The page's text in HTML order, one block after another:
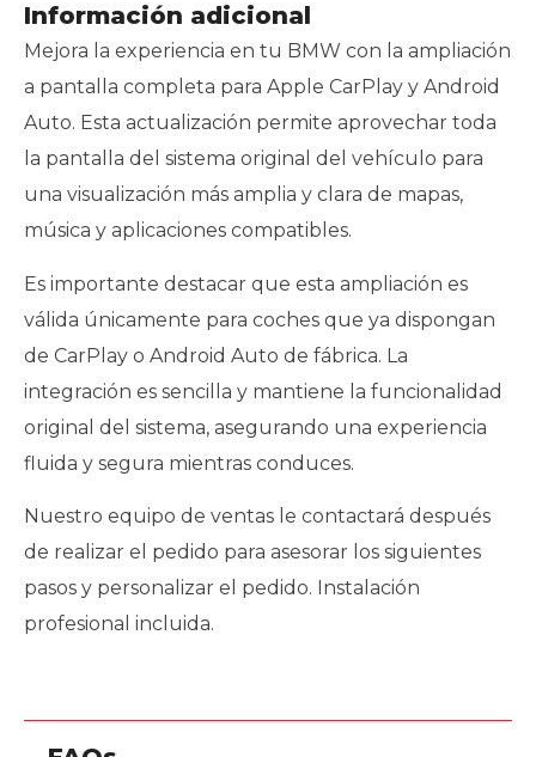
Información adicional
Mejora la experiencia en tu BMW con la ampliación
a pantalla completa para Apple CarPlay y Android
Auto. Esta actualización permite aprovechar toda
la pantalla del sistema original del vehículo para
una visualización más amplia y clara de mapas,
música y aplicaciones compatibles.
Es importante destacar que esta ampliación es
válida únicamente para coches que ya dispongan
de CarPlay o Android Auto de fábrica. La
integración es sencilla y mantiene la funcionalidad
original del sistema, asegurando una experiencia
fluida y segura mientras conduces.
Nuestro equipo de ventas le contactará después
de realizar el pedido para asesorar los siguientes
pasos y personalizar el pedido. Instalación
profesional incluida.